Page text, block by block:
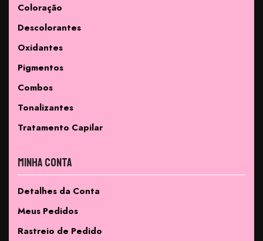
Coloração
Descolorantes
Oxidantes
Pigmentos
Combos
Tonalizantes
Tratamento Capilar
Minha Conta
Detalhes da Conta
Meus Pedidos
Rastreio de Pedido